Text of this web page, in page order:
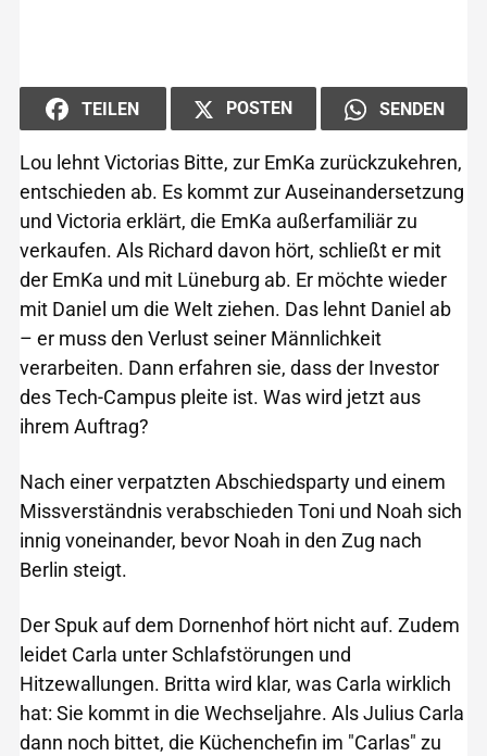
TEILEN POSTEN SENDEN
Lou lehnt Victorias Bitte, zur EmKa zurückzukehren,
entschieden ab. Es kommt zur Auseinandersetzung
und Victoria erklärt, die EmKa außerfamiliär zu
verkaufen. Als Richard davon hört, schließt er mit
der EmKa und mit Lüneburg ab. Er möchte wieder
mit Daniel um die Welt ziehen. Das lehnt Daniel ab
– er muss den Verlust seiner Männlichkeit
verarbeiten. Dann erfahren sie, dass der Investor
des Tech-Campus pleite ist. Was wird jetzt aus
ihrem Auftrag?
Nach einer verpatzten Abschiedsparty und einem
Missverständnis verabschieden Toni und Noah sich
innig voneinander, bevor Noah in den Zug nach
Berlin steigt.
Der Spuk auf dem Dornenhof hört nicht auf. Zudem
leidet Carla unter Schlafstörungen und
Hitzewallungen. Britta wird klar, was Carla wirklich
hat: Sie kommt in die Wechseljahre. Als Julius Carla
dann noch bittet, die Küchenchefin im "Carlas" zu